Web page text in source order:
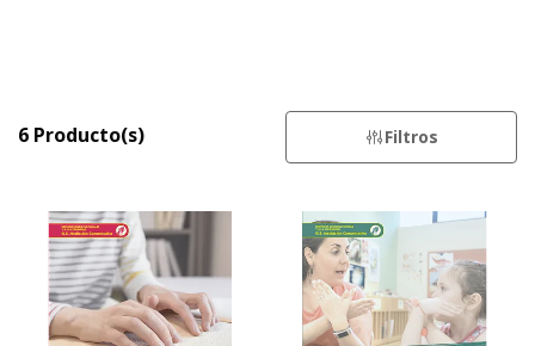
6 Producto(s) Filtros